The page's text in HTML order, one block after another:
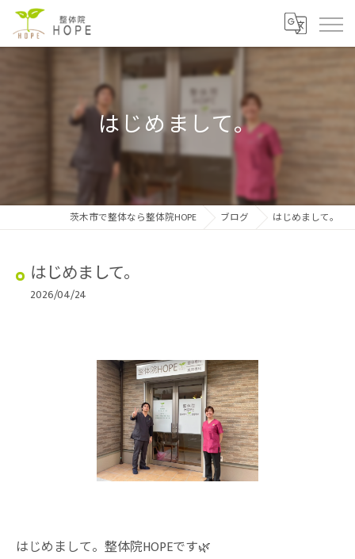
はじめまして。
茨木市で整体なら整体院HOPE ブログ はじめまして。
はじめまして。
2026/04/24
はじめまして。整体院HOPEです🌿